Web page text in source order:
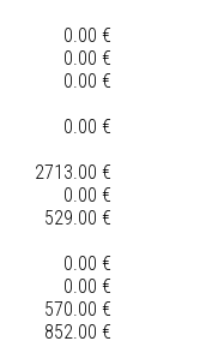
0.00 €
0.00 €
0.00 €
0.00 €
2713.00 €
0.00 €
529.00 €
0.00 €
0.00 €
570.00 €
852.00 €